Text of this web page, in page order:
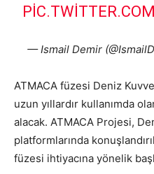
— Ismail Demir
ATMACA füzesi Deniz
uzun yıllardır kullanımda
alacak. ATMACA Projesi,
platformlarında
füzesi ihtiyacına yönelik